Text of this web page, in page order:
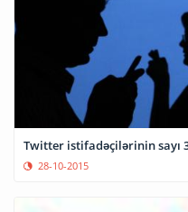
Twitter istifadəçilərinin sayı
28-10-2015